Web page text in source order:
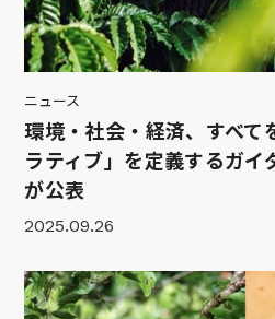
ニュース
環境・社会・経済、すべて
ラティブ」を定義するガイ
が公表
2025.09.26